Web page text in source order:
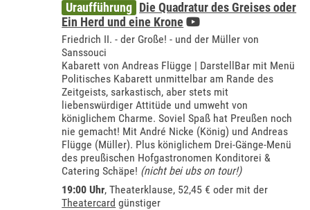
Uraufführung Die Quadratur des Greises oder
Ein Herd und eine Krone
Friedrich II. - der Große! - und der Müller von
Sanssouci
Kabarett von Andreas Flügge | DarstellBar mit Menü
Politisches Kabarett unmittelbar am Rande des
Zeitgeists, sarkastisch, aber stets mit
liebenswürdiger Attitüde und umweht von
königlichem Charme. Soviel Spaß hat Preußen noch
nie gemacht! Mit André Nicke (König) und Andreas
Flügge (Müller). Plus königlichem Drei-Gänge-Menü
des preußischen Hofgastronomen Konditorei &
Catering Schäpe! (nicht bei ubs on tour!)
19:00 Uhr,Theaterklause, 52,45 € oder mit der
Theatercard günstiger